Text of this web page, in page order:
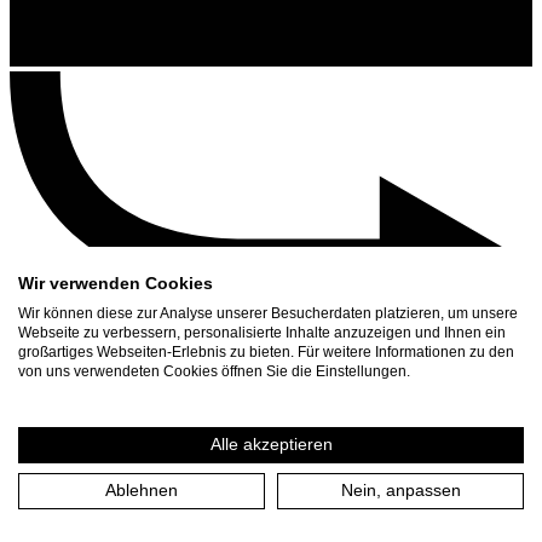
Contact
Press Download
Wir verwenden Cookies
Wir können diese zur Analyse unserer Besucherdaten platzieren, um unsere
Webseite zu verbessern, personalisierte Inhalte anzuzeigen und Ihnen ein
großartiges Webseiten-Erlebnis zu bieten. Für weitere Informationen zu den
von uns verwendeten Cookies öffnen Sie die Einstellungen.
Alle akzeptieren
Ablehnen Nein, anpassen